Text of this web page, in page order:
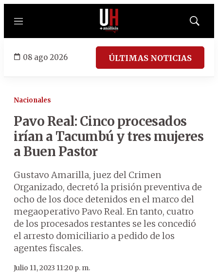
Menú
Mostrar
08 ago 2026 ÚLTIMAS NOTICIAS
Nacionales
Pavo Real: Cinco procesados
irían a Tacumbú y tres mujeres
a Buen Pastor
Gustavo Amarilla, juez del Crimen
Organizado, decretó la prisión preventiva de
ocho de los doce detenidos en el marco del
megaoperativo Pavo Real. En tanto, cuatro
de los procesados restantes se les concedió
el arresto domiciliario a pedido de los
agentes fiscales.
Julio 11, 2023 11:20 p. m.